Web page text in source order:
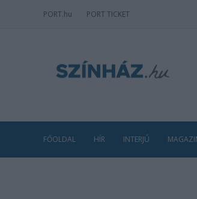
PORT.hu PORT TICKET
FŐOLDAL HÍR INTERJÚ